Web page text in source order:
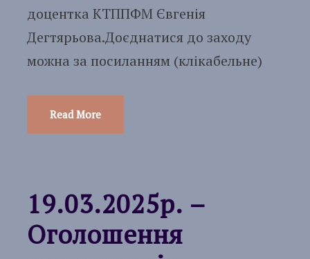
доцентка КТППФМ Євгенія
Дегтярьова.Доєднатися до заходу
можна за посиланням (клікабельне)
Read More
19.03.2025р. –
Оголошення